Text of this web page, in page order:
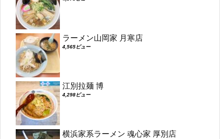
ラーメン山岡家 月寒店
4,565ビュー
江別拉麺 博
4,298ビュー
横浜家系ラーメン 魂心家 厚別店